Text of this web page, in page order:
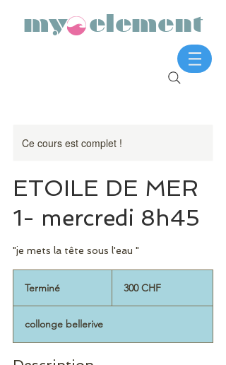
my element
Ce cours est complet !
ETOILE DE MER
1- mercredi 8h45
"je mets la tête sous l'eau "
Terminé
m
i
suisses
300 CHF
collonge bellerive